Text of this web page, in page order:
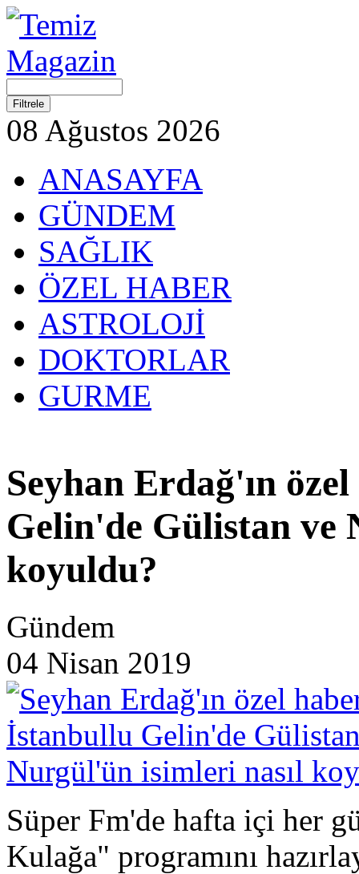
08 Ağustos 2026
ANASAYFA
GÜNDEM
SAĞLIK
ÖZEL HABER
ASTROLOJİ
DOKTORLAR
GURME
Seyhan Erdağ'ın
Gelin'de Gülistan ve
koyuldu?
Gündem
04 Nisan 2019
Süper Fm'de hafta içi her
Kulağa" programını